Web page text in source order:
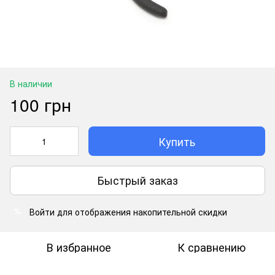
В наличии
100 грн
Купить
Быстрый заказ
Войти для отображения накопительной скидки
В избранное К сравнению